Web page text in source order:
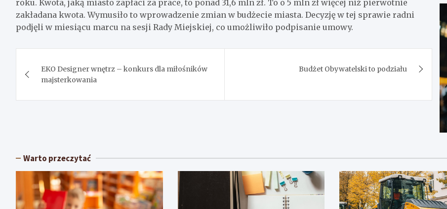
roku. Kwota, jaką miasto zapłaci za prace, to ponad 31,6 mln zł. To o 5 mln zł więcej niż pierwotnie
zakładana kwota. Wymusiło to wprowadzenie zmian w budżecie miasta. Decyzję w tej sprawie radni
podjęli w miesiącu marcu na sesji Rady Miejskiej, co umożliwiło podpisanie umowy.
wpisu
EKO Designer wnętrz – konkurs dla miłośników
majsterkowania
Budżet Obywatelski to podziału
Warto przeczytać